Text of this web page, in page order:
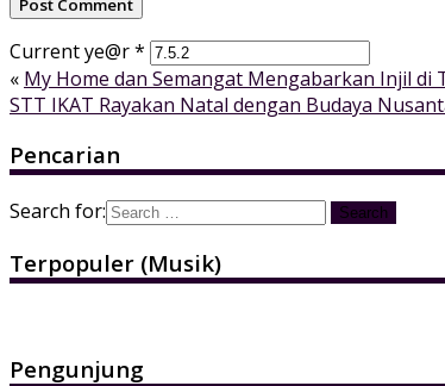
Current ye@r*
« My Home dan Semangat Mengabarkan Injil di
STT IKAT Rayakan Natal dengan Budaya
Pencarian
Search for:
Terpopuler (Musik)
Pengunjung